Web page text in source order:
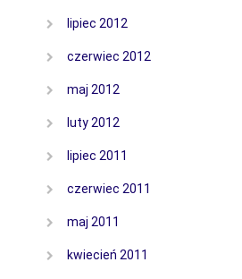
lipiec 2012
czerwiec 2012
maj 2012
luty 2012
lipiec 2011
czerwiec 2011
maj 2011
kwiecień 2011